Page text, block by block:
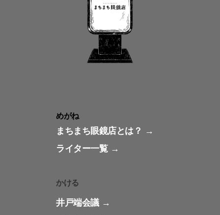
めがね
まちまち眼鏡店とは？
ライター一覧
かける
井戸端会議